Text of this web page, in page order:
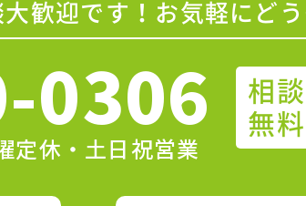
歓迎です！お気軽にどう
0306
休・土日祝営業
相談
無料